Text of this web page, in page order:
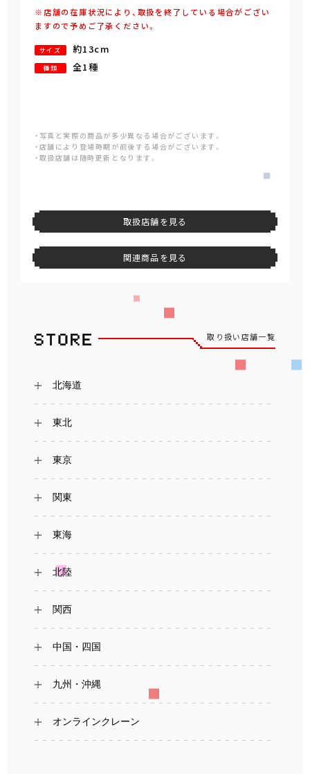
※店舗の在庫状況により、取扱を終了している場合がござい
ますので予めご了承ください。
サイズ 約13cm
種類 全1種
・写真と実際の商品が多少異なる場合がございます。
・店舗により登場時期が前後する場合がございます。
・取扱店舗は随時更新となります。
取扱店舗を見る
関連商品を見る
取り扱い店舗一覧
北海道
東北
東京
関東
東海
北陸
関西
中国・四国
九州・沖縄
オンラインクレーン